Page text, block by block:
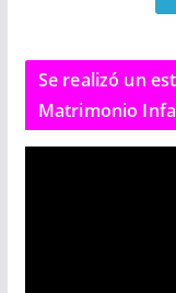
Se realizó un
Matrimonio